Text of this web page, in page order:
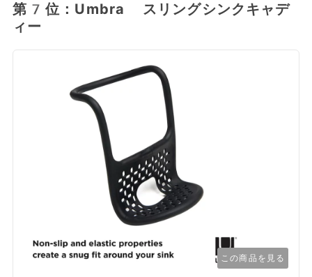
第7位：Umbra スリングシンクキャデ
ィー
この商品を見る